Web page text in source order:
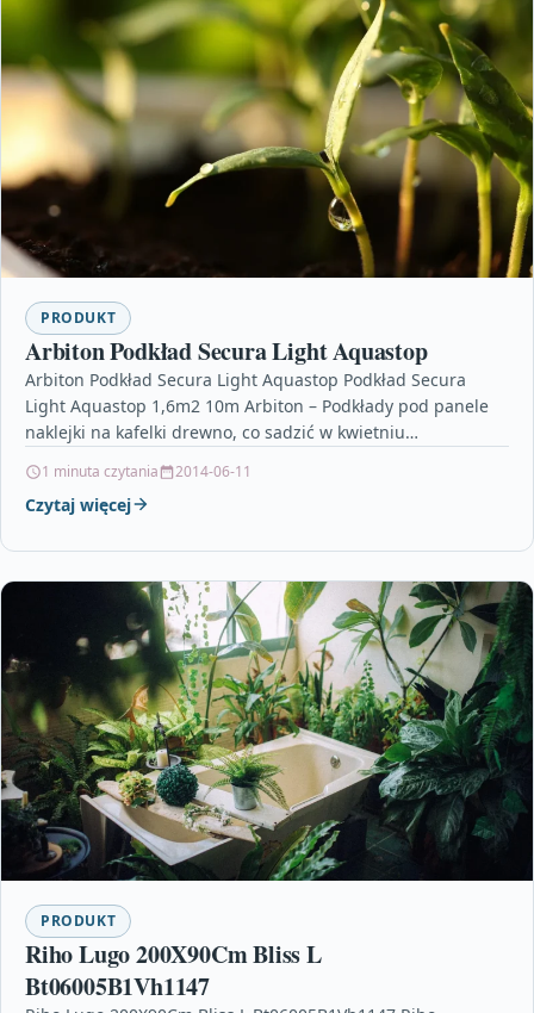
PRODUKT
Arbiton Podkład Secura Light Aquastop
Arbiton Podkład Secura Light Aquastop Podkład Secura
Light Aquastop 1,6m2 10m Arbiton – Podkłady pod panele
naklejki na kafelki drewno, co sadzić w kwietniu…
1 minuta czytania 2014-06-11
Czytaj więcej
PRODUKT
Riho Lugo 200X90Cm Bliss L
Bt06005B1Vh1147